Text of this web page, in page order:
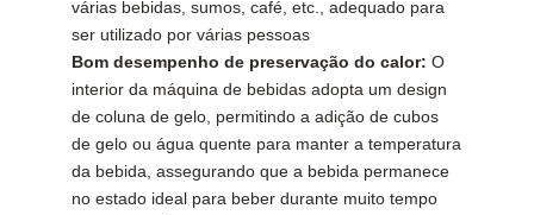
várias bebidas, sumos, café, etc., adequado para
ser utilizado por várias pessoas
Bom desempenho de preservação do calor: O
interior da máquina de bebidas adopta um design
de coluna de gelo, permitindo a adição de cubos
de gelo ou água quente para manter a temperatura
da bebida, assegurando que a bebida permanece
no estado ideal para beber durante muito tempo